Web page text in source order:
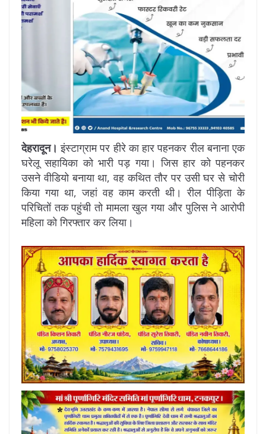
देहरादून। इंस्टाग्राम पर हीरे का हार पहनकर रील बनाना एक
घरेलू सहायिका को भारी पड़ गया। जिस हार को पहनकर
उसने वीडियो बनाया था, वह कथित तौर पर उसी घर से चोरी
किया गया था, जहां वह काम करती थी। रील पीड़िता के
परिचितों तक पहुंची तो मामला खुल गया और पुलिस ने आरोपी
महिला को गिरफ्तार कर लिया।